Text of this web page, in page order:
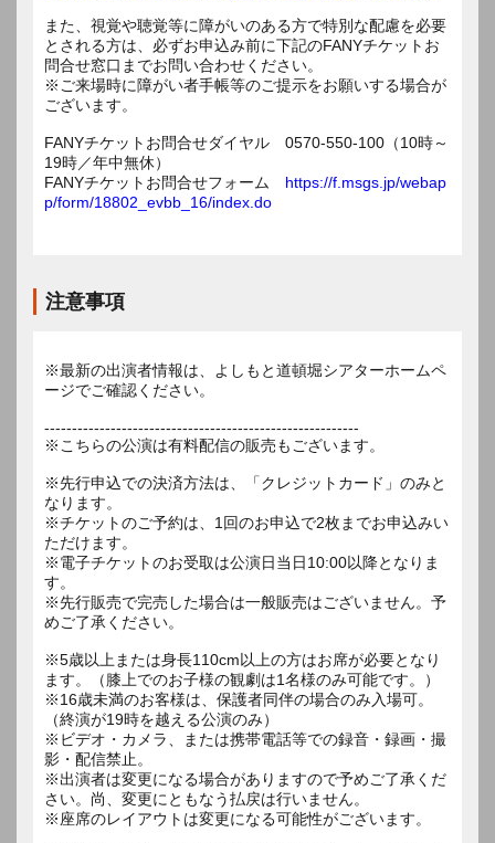
また、視覚や聴覚等に障がいのある方で特別な配慮を必要
とされる方は、必ずお申込み前に下記のFANYチケットお
問合せ窓口までお問い合わせください。
※ご来場時に障がい者手帳等のご提示をお願いする場合が
ございます。
FANYチケットお問合せダイヤル 0570-550-100（10時～
19時／年中無休）
FANYチケットお問合せフォーム https://f.msgs.jp/webap
p/form/18802_evbb_16/index.do
注意事項
※最新の出演者情報は、よしもと道頓堀シアターホームペ
ージでご確認ください。
---------------------------------------------------------
※こちらの公演は有料配信の販売もございます。
※先行申込での決済方法は、「クレジットカード」のみと
なります。
※チケットのご予約は、1回のお申込で2枚までお申込みい
ただけます。
※電子チケットのお受取は公演日当日10:00以降となりま
す。
※先行販売で完売した場合は一般販売はございません。予
めご了承ください。
※5歳以上または身長110cm以上の方はお席が必要となり
ます。（膝上でのお子様の観劇は1名様のみ可能です。）
※16歳未満のお客様は、保護者同伴の場合のみ入場可。
（終演が19時を越える公演のみ）
※ビデオ・カメラ、または携帯電話等での録音・録画・撮
影・配信禁止。
※出演者は変更になる場合がありますので予めご了承くだ
さい。尚、変更にともなう払戻は行いません。
※座席のレイアウトは変更になる可能性がございます。